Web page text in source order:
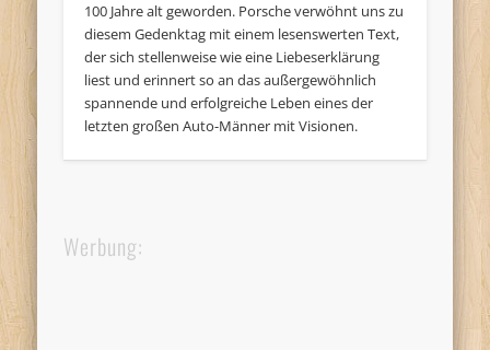
100 Jahre alt geworden. Porsche verwöhnt uns zu
diesem Gedenktag mit einem lesenswerten Text,
der sich stellenweise wie eine Liebeserklärung
liest und erinnert so an das außergewöhnlich
spannende und erfolgreiche Leben eines der
letzten großen Auto-Männer mit Visionen.
Werbung: